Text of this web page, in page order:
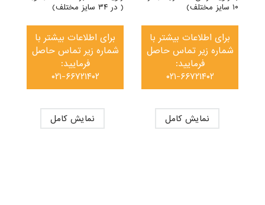
( در ۳۴ سایز مختلف)
برای اطلاعات بیشتر با
شماره زیر تماس حاصل
فرمایید:
۰۲۱-۶۶۷۲۱۴۰۲
نمایش کامل
۱۰ سایز مختلف)
برای اطلاعات بیشتر با
شماره زیر تماس حاصل
فرمایید:
۰۲۱-۶۶۷۲۱۴۰۲
نمایش کامل